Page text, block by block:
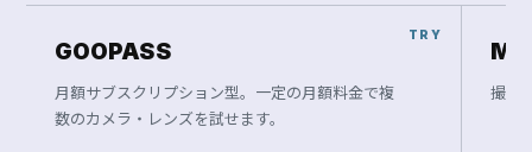
GOOPASS
月額サブスクリプション型。一定の月額料金で複
数のカメラ・レンズを試せます。
撮影